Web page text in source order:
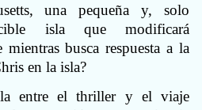
una pequeña y, solo
isla que modificará
busca respuesta a la
en la isla?
entre el thriller y el viaje